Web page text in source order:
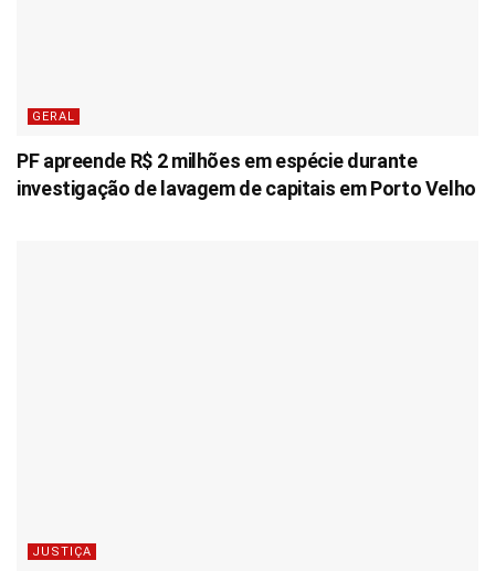
GERAL
PF apreende R$ 2 milhões em espécie durante
investigação de lavagem de capitais em Porto Velho
JUSTIÇA